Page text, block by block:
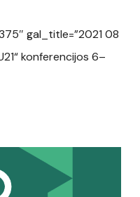
gal_title=”2021 08
konferencijos 6–